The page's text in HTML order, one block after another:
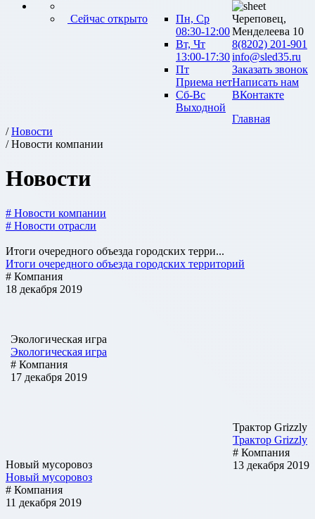
Сейчас открыто
Пн, Ср
08:30-12:00
Вт, Чт
13:00-17:30
Пт
Приема нет
Сб-Вс
Выходной
Череповец,
Менделеева 10
8(8202) 201-901
info@sled35.ru
Заказать звонок
Написать нам
ВКонтакте
Главная
/Новости
/ Новости компании
Новости
# Новости компании
# Новости отрасли
Итоги очередного объезда городских терри...
Итоги очередного объезда городских территорий
# Компания
18 декабря 2019
Экологическая игра
Экологическая игра
# Компания
17 декабря 2019
Трактор Grizzly
Трактор Grizzly
# Компания
13 декабря 2019
Новый мусоровоз
Новый мусоровоз
# Компания
11 декабря 2019